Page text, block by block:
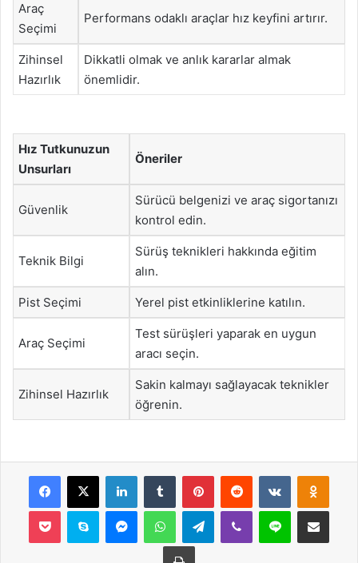
Araç
Seçimi
Performans odaklı araçlar hız keyfini artırır.
Zihinsel
Hazırlık
Dikkatli olmak ve anlık kararlar almak
önemlidir.
Hız Tutkunuzun
Unsurları
Öneriler
Güvenlik
Sürücü belgenizi ve araç sigortanızı
kontrol edin.
Teknik Bilgi
Sürüş teknikleri hakkında eğitim
alın.
Pist Seçimi Yerel pist etkinliklerine katılın.
Araç Seçimi
Test sürüşleri yaparak en uygun
aracı seçin.
Zihinsel Hazırlık
Sakin kalmayı sağlayacak teknikler
öğrenin.
Facebook
X LinkedInTumblr PinterestReddit VKontakte
Pocket Skype MessengerWhatsAppTelegramViber Line E-Posta ile
Yazdır